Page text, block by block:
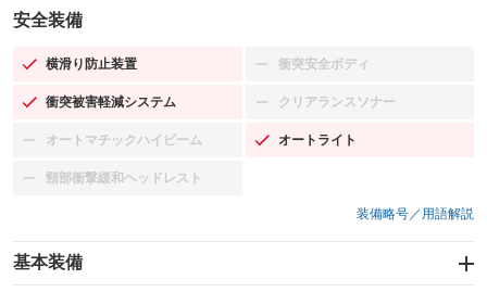
安全装備
横滑り防止装置
：装備あり 衝突安全ボディ
：装備なし
衝突被害軽減システム
：装備あり クリアランスソナー
：装備なし
オートマチックハイビーム
：装備なし オートライト
：装備あり
頸部衝撃緩和ヘッドレスト
：装備なし
装備略号／用語解説
基本装備